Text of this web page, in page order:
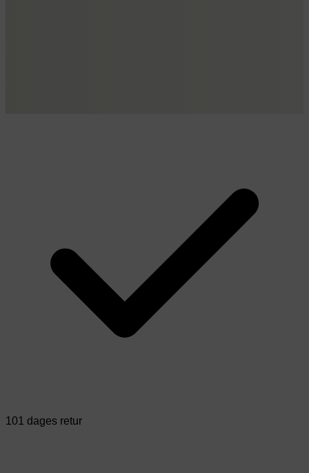
101 dages retur